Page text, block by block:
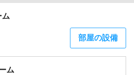
ム
部屋の設備
ム